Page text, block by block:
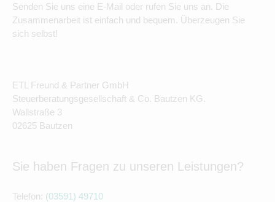
Senden Sie uns eine E-Mail oder rufen Sie uns an. Die
Zusammenarbeit ist einfach und bequem. Überzeugen Sie
sich selbst!
ETL Freund & Partner GmbH
Steuerberatungsgesellschaft & Co. Bautzen KG.
Wallstraße 3
02625 Bautzen
Sie haben Fragen zu unseren Leistungen?
Telefon: (03591) 49710